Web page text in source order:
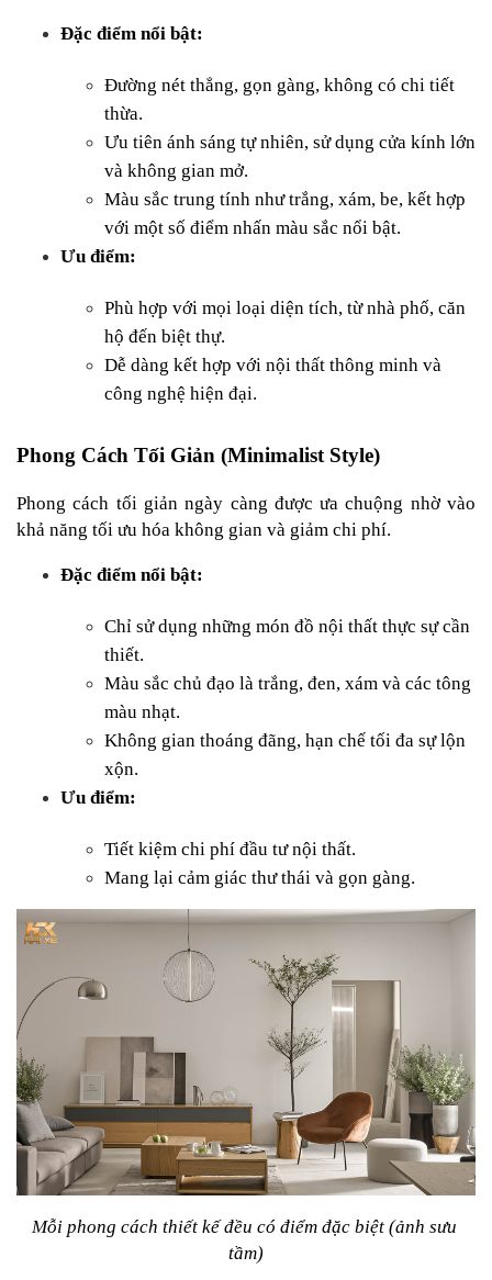
Đặc điểm nổi bật:
Đường nét thẳng, gọn gàng, không có chi tiết
thừa.
Ưu tiên ánh sáng tự nhiên, sử dụng cửa kính lớn
và không gian mở.
Màu sắc trung tính như trắng, xám, be, kết hợp
với một số điểm nhấn màu sắc nổi bật.
Ưu điểm:
Phù hợp với mọi loại diện tích, từ nhà phố, căn
hộ đến biệt thự.
Dễ dàng kết hợp với nội thất thông minh và
công nghệ hiện đại.
Phong Cách Tối Giản (Minimalist Style)
Phong cách tối giản ngày càng được ưa chuộng nhờ vào
khả năng tối ưu hóa không gian và giảm chi phí.
Đặc điểm nổi bật:
Chỉ sử dụng những món đồ nội thất thực sự cần
thiết.
Màu sắc chủ đạo là trắng, đen, xám và các tông
màu nhạt.
Không gian thoáng đãng, hạn chế tối đa sự lộn
xộn.
Ưu điểm:
Tiết kiệm chi phí đầu tư nội thất.
Mang lại cảm giác thư thái và gọn gàng.
Mỗi phong cách thiết kế đều có điểm đặc biệt (ảnh sưu
tầm)